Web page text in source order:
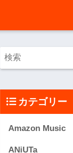
カテゴリー
Amazon Music
ANiUTa